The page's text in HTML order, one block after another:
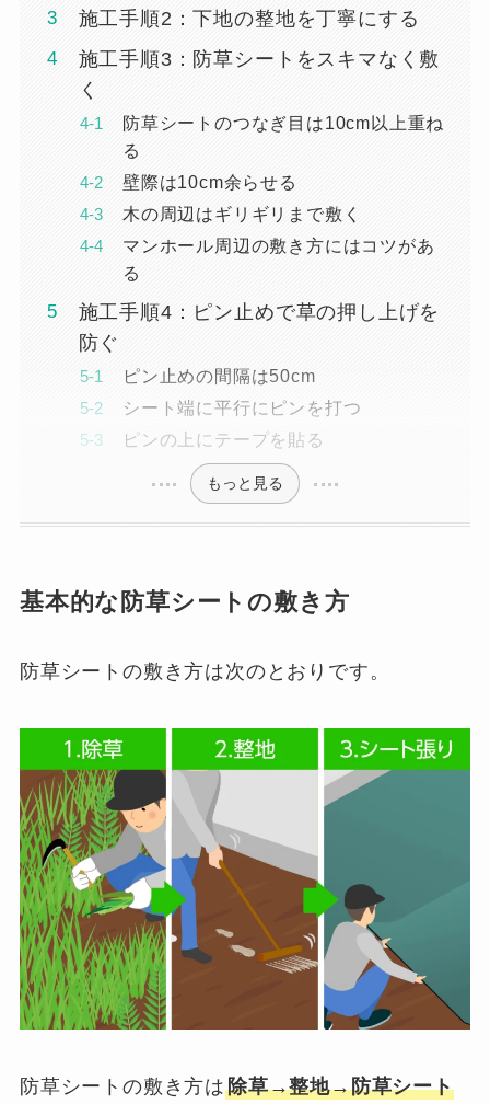
施工手順2：下地の整地を丁寧にする
施工手順3：防草シートをスキマなく敷
く
防草シートのつなぎ目は10cm以上重ね
る
壁際は10cm余らせる
木の周辺はギリギリまで敷く
マンホール周辺の敷き方にはコツがあ
る
施工手順4：ピン止めで草の押し上げを
防ぐ
ピン止めの間隔は50cm
シート端に平行にピンを打つ
ピンの上にテープを貼る
もっと見る
基本的な防草シートの敷き方
防草シートの敷き方は次のとおりです。
防草シートの敷き方は除草→整地→防草シート